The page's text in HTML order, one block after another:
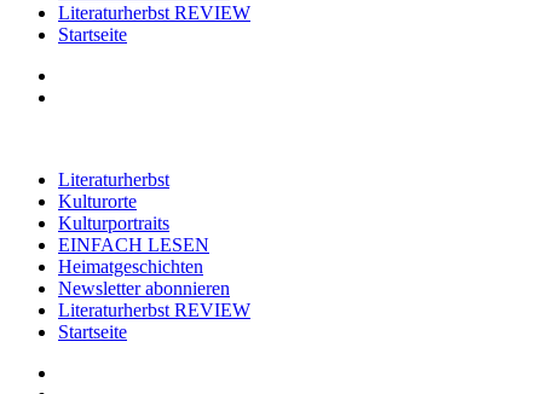
Literaturherbst REVIEW
Startseite
Literaturherbst
Kulturorte
Kulturportraits
EINFACH LESEN
Heimatgeschichten
Newsletter abonnieren
Literaturherbst REVIEW
Startseite